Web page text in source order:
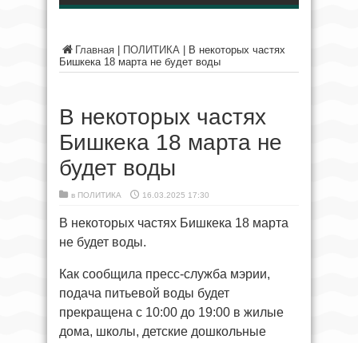
Главная ПОЛИТИКА
В некоторых частях
Бишкека 18 марта не будет воды
В некоторых частях
Бишкека 18 марта не
будет воды
в ПОЛИТИКА 16.03.2025 17:30
В некоторых частях Бишкека 18 марта
не будет воды.
Как сообщила пресс-служба мэрии,
подача питьевой воды будет
прекращена с 10:00 до 19:00 в жилые
дома, школы, детские дошкольные